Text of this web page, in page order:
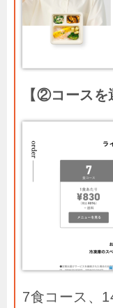
【②コースを
7食コース、